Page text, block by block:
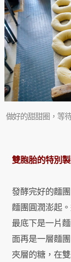
做好的甜甜圈，等
雙胞胎的特別
發酵完好的麵
麵團圓潤澎起
最底下是一片
面再是一層麵
夾層的糖，在